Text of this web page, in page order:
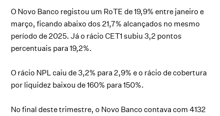
O Novo Banco registou um RoTE de 19,9% entre janeiro e
março, ficando abaixo dos 21,7% alcançados no mesmo
período de 2025. Já o rácio CET1 subiu 3,2 pontos
percentuais para 19,2%.
O rácio NPL caiu de 3,2% para 2,9% e o rácio de cobertura
por liquidez baixou de 160% para 150%.
No final deste trimestre, o Novo Banco contava com 4132